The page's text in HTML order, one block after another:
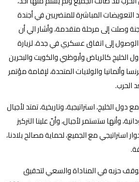
المباشرة للمتضريين في أجندة
وصلت إلى مرحلة متقدمة، وأشار الي أن
إلى اتفاق عسكري في جدة، لزيارة
الخليج كالرياض وأبوظبي والكويت والبحرين
وألمانيا والولايات المتحدة، لإقامة مؤتمر
الحرب.
الخليج، استراتيجية، وتاريخية، تمتد لأجيال
وأنها ستستمر لأجيال، وأنّ علينا التركيز
استراتيجي مع الجميع، لحماية مصالح بلادنا،
حزبه في المناداة والسعي لتحقيق